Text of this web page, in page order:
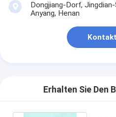
Dongjiang-Dorf,
Anyang, Henan
Kontakt
Erhalten Sie Den